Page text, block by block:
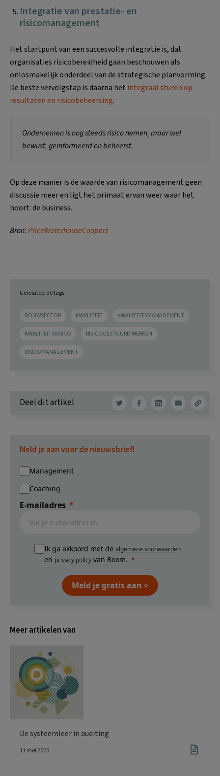
Integratie van prestatie- en
risicomanagement
Het startpunt van een succesvolle integratie is, dat
organisaties risicobereidheid gaan beschouwen als
onlosmakelijk onderdeel van de strategische planvorming.
De beste vervolgstap is daarna het integraal sturen op
resultaten en risicobeheersing.
Ondernemen is nog steeds risico nemen, maar wel
bewust, geïnformeerd en beheerst.
Op deze manier is de waarde van risicomanagement geen
discussie meer en ligt het primaat ervan weer waar het
hoort: de business.
Bron:PriceWaterhouseCoopers
Gerelateerde tags
BOUWSECTOR KWALITEIT KWALITEITSMANAGEMENT
KWALITEITSRISICO RISICOGESTUURD WERKEN
RISICOMANAGEMENT
Deel dit artikel
Meld je aan voor de nieuwsbrief!
Management
Coaching
E-mailadres
Ik ga akkoord met de algemene voorwaarden
en privacy policy van Boom.
Meld je gratis aan >
Meer artikelen van
De systeemleer in auditing
11 mei 2020